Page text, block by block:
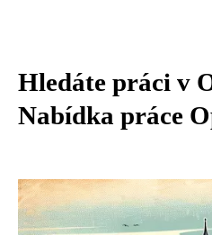
Hledáte práci v
Nabídka práce